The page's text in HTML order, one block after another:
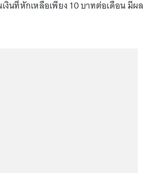
งินที่หักเหลือเพียง 10 บาทต่อเดือน มีผล